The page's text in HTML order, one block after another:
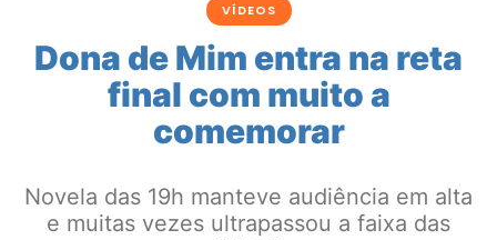
VÍDEOS
Dona de Mim entra na reta
final com muito a
comemorar
Novela das 19h manteve audiência em alta
e muitas vezes ultrapassou a faixa das